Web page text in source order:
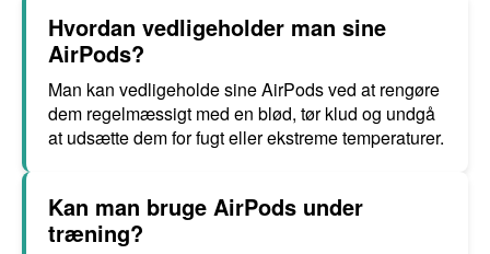
Hvordan vedligeholder man sine
AirPods?
Man kan vedligeholde sine AirPods ved at rengøre
dem regelmæssigt med en blød, tør klud og undgå
at udsætte dem for fugt eller ekstreme temperaturer.
Kan man bruge AirPods under
træning?